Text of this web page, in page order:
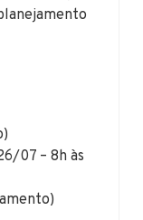
07 – 8h às